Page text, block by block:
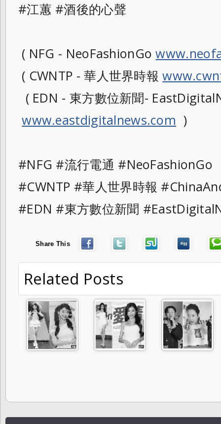
#江蕙 #酒後的心聲
( NFG - NeoFashionGo
( CWNTP - 華人世界時報
( EDN - 東方數位新聞-
www.eastdigitalnews.com )
#NFG #流行電通
#CWNTP #華人世界時報
#EDN #東方數位新聞
Share This
Related Posts